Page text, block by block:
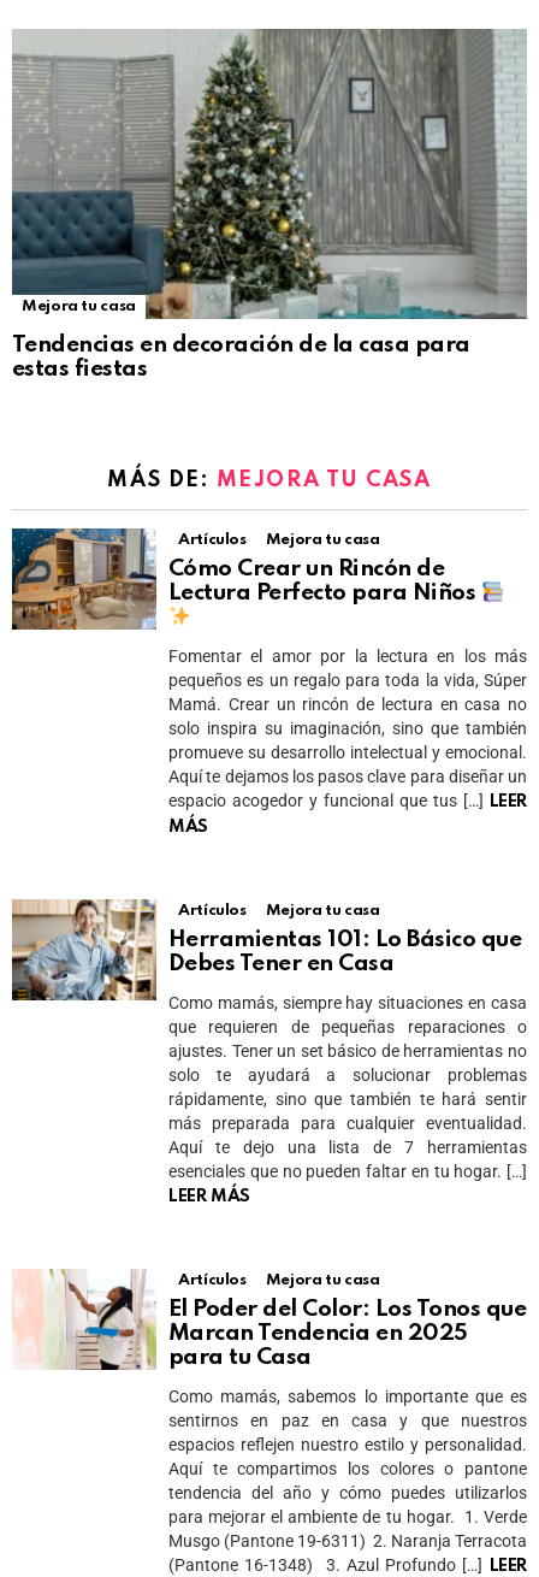
Mejora tu casa
Tendencias en decoración de la casa para
estas fiestas
MÁS DE: MEJORA TU CASA
Artículos Mejora tu casa
Cómo Crear un Rincón de
Lectura Perfecto para Niños
Fomentar el amor por la lectura en los más
pequeños es un regalo para toda la vida, Súper
Mamá. Crear un rincón de lectura en casa no
solo inspira su imaginación, sino que también
promueve su desarrollo intelectual y emocional.
Aquí te dejamos los pasos clave para diseñar un
espacio acogedor y funcional que tus […]
LEER
MÁS
Artículos Mejora tu casa
Herramientas 101: Lo Básico que
Debes Tener en Casa
Como mamás, siempre hay situaciones en casa
que requieren de pequeñas reparaciones o
ajustes. Tener un set básico de herramientas no
solo te ayudará a solucionar problemas
rápidamente, sino que también te hará sentir
más preparada para cualquier eventualidad.
Aquí te dejo una lista de 7 herramientas
esenciales que no pueden faltar en tu hogar. […]
LEER MÁS
Artículos Mejora tu casa
El Poder del Color: Los Tonos que
Marcan Tendencia en 2025
para tu Casa
Como mamás, sabemos lo importante que es
sentirnos en paz en casa y que nuestros
espacios reflejen nuestro estilo y personalidad.
Aquí te compartimos los colores o pantone
tendencia del año y cómo puedes utilizarlos
para mejorar el ambiente de tu hogar. 1. Verde
Musgo (Pantone 19-6311) 2. Naranja Terracota
(Pantone 16-1348) 3. Azul Profundo […]
LEER